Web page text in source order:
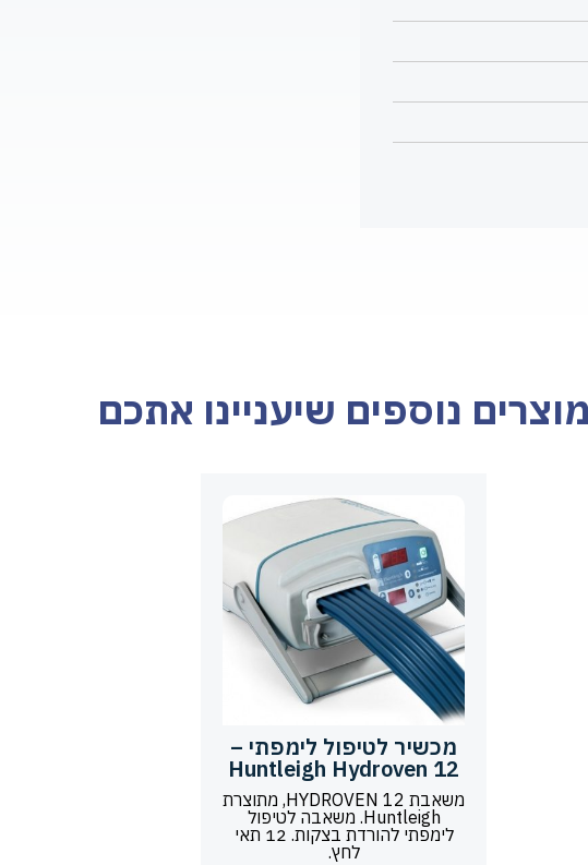
נוספים שיעניינו אתכם
מכשיר לטיפול לימפתי –
Huntleigh Hydroven 12
משאבת HYDROVEN 12, מתוצרת
Huntleigh. משאבה לטיפול
לימפתי להורדת בצקות. 12 תאי
לחץ.